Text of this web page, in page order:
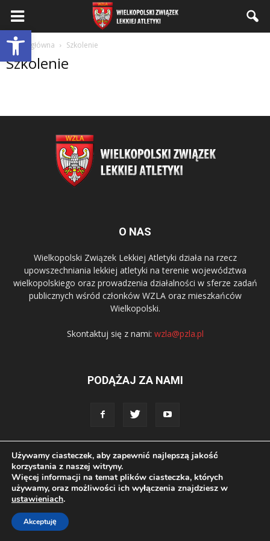
Otwórz pasek narzędzi
Wielkopolski
Związek
Lekkiej
Strona główna Szkolenie
Szkolenie
O NAS
Wielkopolski Związek Lekkiej Atletyki działa na rzecz
upowszechniania lekkiej atletyki na terenie województwa
wielkopolskiego oraz prowadzenia działalności w sferze zadań
publicznych wśród członków WZLA oraz mieszkańców
Wielkopolski.
Skontaktuj się z nami: wzla@pzla.pl
PODĄŻAJ ZA NAMI
© 2016 Wielkopolski Związek Lekkiej Atletyki.
Używamy ciasteczek, aby zapewnić najlepszą jakość
korzystania z naszej witryny.
Więcej informacji na temat plików ciasteczka, których
używamy, oraz możliwości ich wyłączenia znajdziesz w
ustawieniach.
Akceptuję